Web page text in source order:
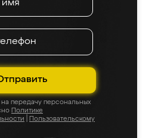
передачу персональных
Политике
Пользовательскому